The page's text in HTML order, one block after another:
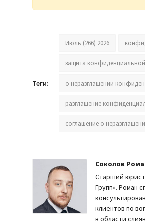
Теги:
Июль (266) 2026
защита
о неразглашении
разглашение
соглашение о
Соколов
Старший юрист
Групп». Роман
клиентов по
в области